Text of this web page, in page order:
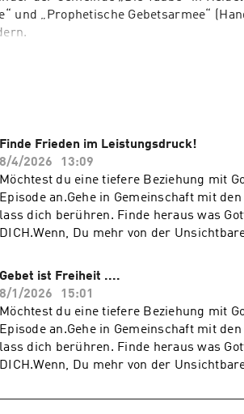
und „Prophetische Gebetsarmee“
Reisedienst in
der Ruf einer „Gebetsarmee“ –
Finde Frieden im Leistungsdruck!
8/4/2026
13:09
Möchtest du eine tiefere Beziehung mit
Episode an.Gehe in Gemeinschaft mit
lass dich berühren. Finde heraus was
DICH.Wenn, Du mehr von der
und fördern. Lass dich berühren!Du
unter der Gebetshotline +49 (0) 6221 - 41
YouTube Channel: https://
Gebet ist Freiheit ....
8/1/2026
15:01
Möchtest du eine tiefere Beziehung mit
Episode an.Gehe in Gemeinschaft mit
lass dich berühren. Finde heraus was
DICH.Wenn, Du mehr von der
und fördern. Lass dich berühren!Du